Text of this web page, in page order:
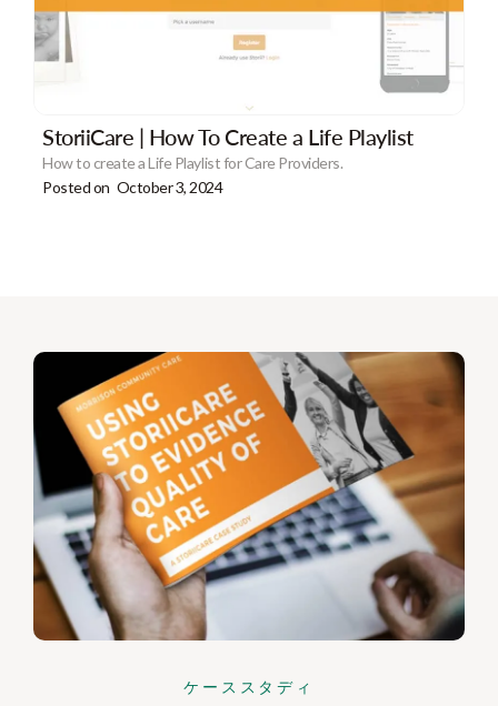
StoriiCare | How To Create a Life Playlist
How to create a Life Playlist for Care Providers.
Posted on October 3, 2024
ケーススタディ